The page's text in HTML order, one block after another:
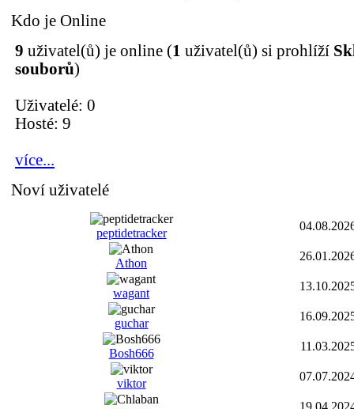
Kdo je Online
9 uživatel(ů) je online (1 uživatel(ů) si prohlíží
souborů)
Uživatelé: 0
Hosté: 9
více...
Noví uživatelé
peptidetracker
Athon
wagant
guchar
Bosh666
viktor